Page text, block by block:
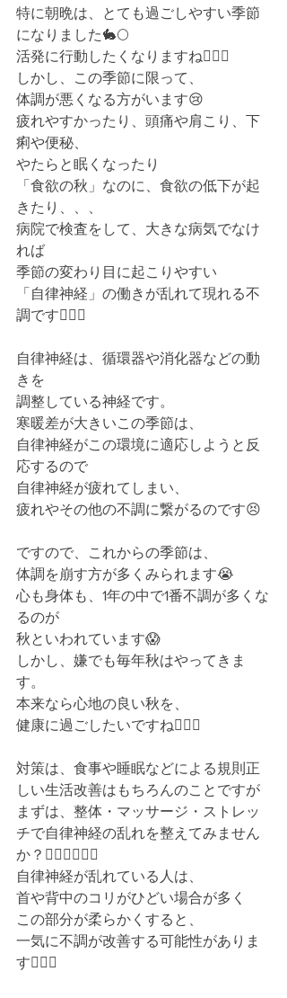
特に朝晩は、とても過ごしやすい季節
になりました🐇🌕
活発に行動したくなりますね🙆🏻‍♀️
しかし、この季節に限って、
体調が悪くなる方がいます😢
疲れやすかったり、頭痛や肩こり、下
痢や便秘、
やたらと眠くなったり
「食欲の秋」なのに、食欲の低下が起
きたり、、、
病院で検査をして、大きな病気でなけ
れば
季節の変わり目に起こりやすい
「自律神経」の働きが乱れて現れる不
調です🙋🏻‍♂️
自律神経は、循環器や消化器などの動
きを
調整している神経です。
寒暖差が大きいこの季節は、
自律神経がこの環境に適応しようと反
応するので
自律神経が疲れてしまい、
疲れやその他の不調に繋がるのです😣
ですので、これからの季節は、
体調を崩す方が多くみられます😭
心も身体も、1年の中で1番不調が多くな
るのが
秋といわれています😱
しかし、嫌でも毎年秋はやってきま
す。
本来なら心地の良い秋を、
健康に過ごしたいですね🙋🏻‍♀️
対策は、食事や睡眠などによる規則正
しい生活改善はもちろんのことですが
まずは、整体・マッサージ・ストレッ
チで自律神経の乱れを整えてみません
か？💁🏻‍♂️💁🏻‍♀️
自律神経が乱れている人は、
首や背中のコリがひどい場合が多く
この部分が柔らかくすると、
一気に不調が改善する可能性がありま
す🙆🏻‍♀️